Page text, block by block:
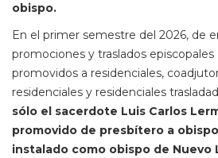
obispo.
En el primer semestre del 2026, de
promociones y traslados episcopales
promovidos a residenciales,
residenciales y residenciales
sólo el sacerdote Luis Carlos
promovido de presbítero a
instalado como obispo de Nuevo